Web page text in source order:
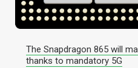
The Snapdragon 865 will
thanks to mandatory 5G